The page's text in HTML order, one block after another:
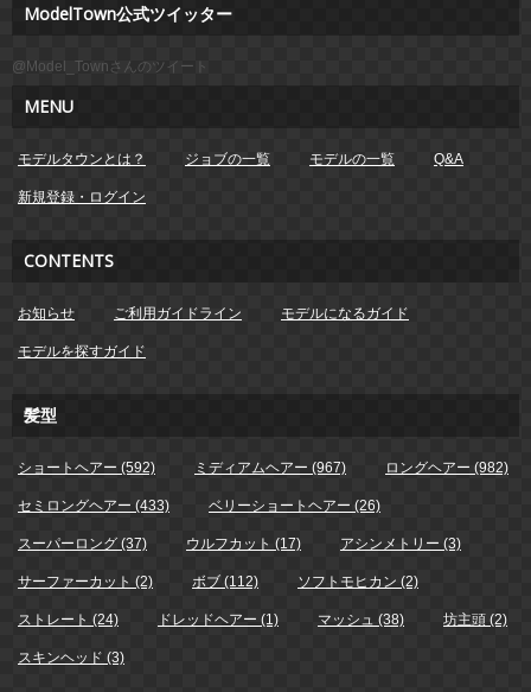
ModelTown公式ツイッター
@Model_Townさんのツイート
MENU
モデルタウンとは？ ジョブの一覧 モデルの一覧 Q&A
新規登録・ログイン
CONTENTS
お知らせ ご利用ガイドライン モデルになるガイド
モデルを探すガイド
髪型
ショートヘアー (592) ミディアムヘアー (967) ロングヘアー (982)
セミロングヘアー (433) ベリーショートヘアー (26)
スーパーロング (37) ウルフカット (17) アシンメトリー (3)
サーファーカット (2) ボブ (112) ソフトモヒカン (2)
ストレート (24) ドレッドヘアー (1) マッシュ (38) 坊主頭 (2)
スキンヘッド (3)